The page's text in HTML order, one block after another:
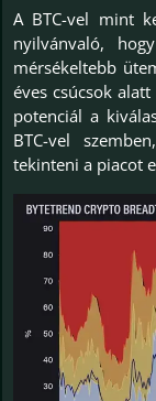
A BTC-vel mint
nyilvánvaló,
mérsékeltebb
éves csúcsok
potenciál a
BTC-vel
tekinteni a piacot